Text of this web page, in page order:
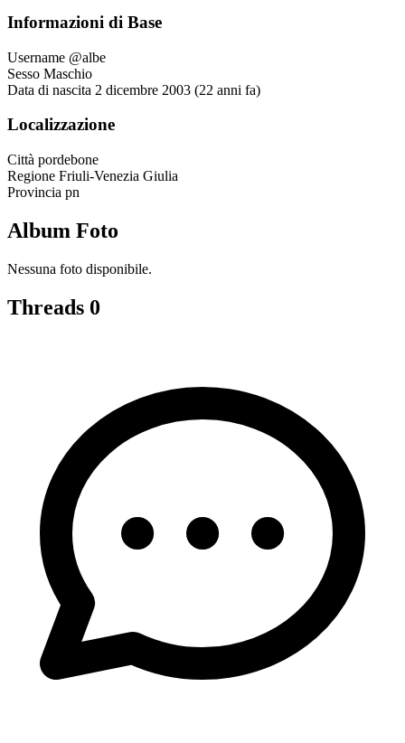
Informazioni di Base
Username @albe
Sesso Maschio
Data di nascita 2 dicembre 2003 (22 anni fa)
Localizzazione
Città pordebone
Regione Friuli-Venezia Giulia
Provincia pn
Album Foto
Nessuna foto disponibile.
Threads 0